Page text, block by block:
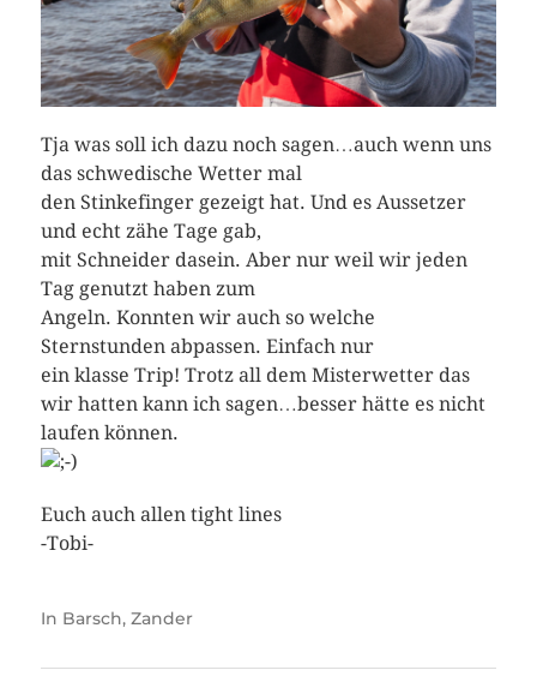
Tja was soll ich dazu noch sagen…auch wenn uns
das schwedische Wetter mal
den Stinkefinger gezeigt hat. Und es Aussetzer
und echt zähe Tage gab,
mit Schneider dasein. Aber nur weil wir jeden
Tag genutzt haben zum
Angeln. Konnten wir auch so welche
Sternstunden abpassen. Einfach nur
ein klasse Trip! Trotz all dem Misterwetter das
wir hatten kann ich sagen…besser hätte es nicht
laufen können.
Euch auch allen tight lines
-Tobi-
In Barsch, Zander